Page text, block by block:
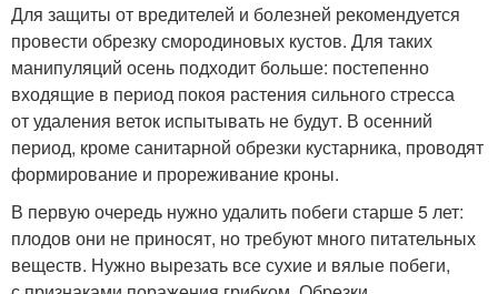
Для защиты от вредителей и болезней рекомендуется
провести обрезку смородиновых кустов. Для таких
манипуляций осень подходит больше: постепенно
входящие в период покоя растения сильного стресса
от удаления веток испытывать не будут. В осенний
период, кроме санитарной обрезки кустарника, проводят
формирование и прореживание кроны.
В первую очередь нужно удалить побеги старше 5 лет:
плодов они не приносят, но требуют много питательных
веществ. Нужно вырезать все сухие и вялые побеги,